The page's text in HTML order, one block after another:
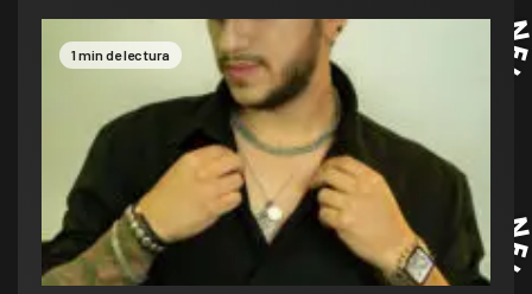
1 min de lectura